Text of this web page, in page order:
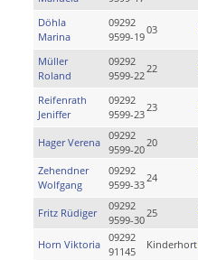
Döhla
Marina
09292
9599-19
03
Müller
Roland
09292
9599-22
22
Reifenrath
Jeniffer
09292
9599-23
23
Hager Verena
09292
9599-20
20
Zehendner
Wolfgang
09292
9599-33
24
Fritz Rüdiger
09292
9599-30
25
Horn Viktoria
09292
91145
Kinderhort